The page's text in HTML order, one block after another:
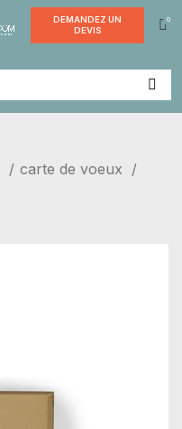
carte de voeux